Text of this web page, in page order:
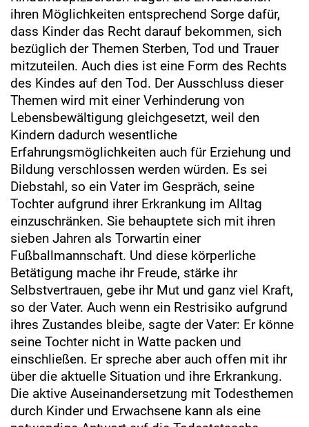
ihren Möglichkeiten entsprechend Sorge dafür,
dass Kinder das Recht darauf bekommen, sich
bezüglich der Themen Sterben, Tod und Trauer
mitzuteilen. Auch dies ist eine Form des Rechts
des Kindes auf den Tod. Der Ausschluss dieser
Themen wird mit einer Verhinderung von
Lebensbewältigung gleichgesetzt, weil den
Kindern dadurch wesentliche
Erfahrungsmöglichkeiten auch für Erziehung und
Bildung verschlossen werden würden. Es sei
Diebstahl, so ein Vater im Gespräch, seine
Tochter aufgrund ihrer Erkrankung im Alltag
einzuschränken. Sie behauptete sich mit ihren
sieben Jahren als Torwartin einer
Fußballmannschaft. Und diese körperliche
Betätigung mache ihr Freude, stärke ihr
Selbstvertrauen, gebe ihr Mut und ganz viel Kraft,
so der Vater. Auch wenn ein Restrisiko aufgrund
ihres Zustandes bleibe, sagte der Vater: Er könne
seine Tochter nicht in Watte packen und
einschließen. Er spreche aber auch offen mit ihr
über die aktuelle Situation und ihre Erkrankung.
Die aktive Auseinandersetzung mit Todesthemen
durch Kinder und Erwachsene kann als eine